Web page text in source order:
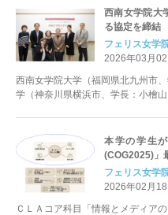
西南女学院大
る協定を締結
フェリス女学
2026年03月
西南女学院大学（福岡県北九州市
学（神奈川県横浜市、学長：小檜
本学の学生
(COG2025)」
ター展 1 件)に
フェリス女学
2026年02月
ＣＬＡコア科目「情報とメディア